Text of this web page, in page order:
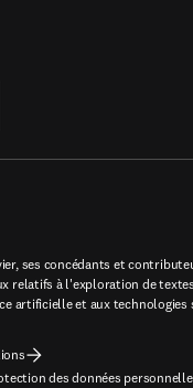
ses concédants et
relatifs à l'exploration de
artificielle et aux technologies
des données